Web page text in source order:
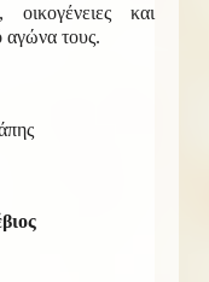
και
αγώνα τους.